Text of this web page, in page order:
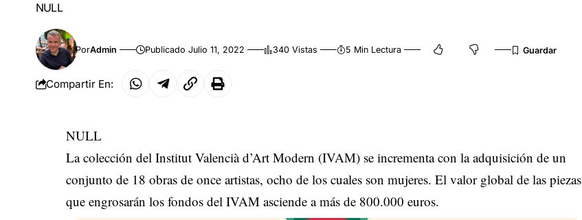
NULL
PorAdmin Publicado Julio 11, 2022 340 Vistas 5 Min Lectura
Compartir En:
NULL
La colección del Institut Valencià d’Art Modern (IVAM) se incrementa con la adquisición de un
conjunto de 18 obras de once artistas, ocho de los cuales son mujeres. El valor global de las piezas
que engrosarán los fondos del IVAM asciende a más de 800.000 euros.